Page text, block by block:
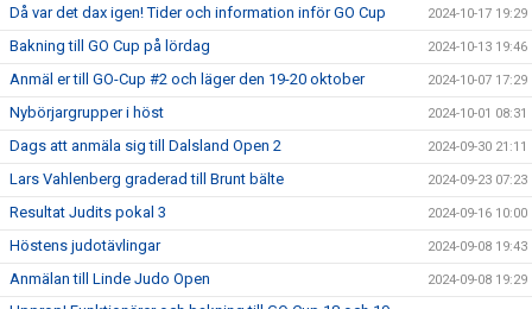
Då var det dax igen! Tider och information inför GO Cup 2024-10-17 19:29
Bakning till GO Cup på lördag 2024-10-13 19:46
Anmäl er till GO-Cup #2 och läger den 19-20 oktober 2024-10-07 17:29
Nybörjargrupper i höst 2024-10-01 08:31
Dags att anmäla sig till Dalsland Open 2 2024-09-30 21:11
Lars Vahlenberg graderad till Brunt bälte 2024-09-23 07:23
Resultat Judits pokal 3 2024-09-16 10:00
Höstens judotävlingar 2024-09-08 19:43
Anmälan till Linde Judo Open 2024-09-08 19:29